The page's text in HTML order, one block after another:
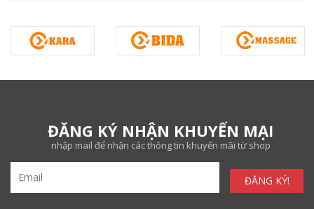
ĐĂNG KÝ NHẬN KHUYẾN MẠI
nhập mail để nhận các thông tin khuyến mãi từ shop
ĐĂNG KÝ!